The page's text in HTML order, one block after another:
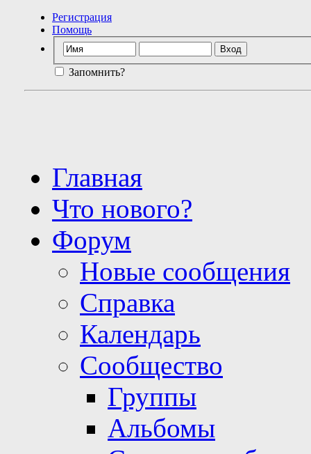
Регистрация
Помощь
Запомнить?
Главная
Что нового?
Форум
Новые сообщения
Справка
Календарь
Сообщество
Группы
Альбомы